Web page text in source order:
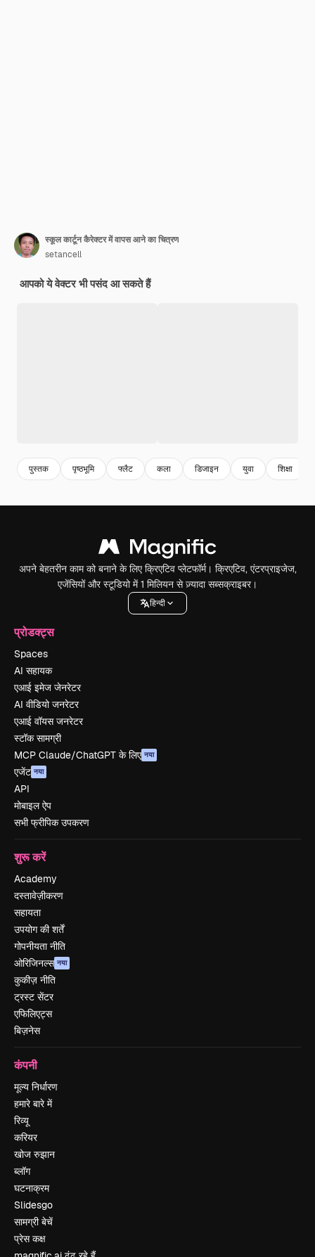
स्कूल कार्टून कैरेक्टर में वापस आने का चित्रण
setancell
आपको ये वेक्टर भी पसंद आ सकते हैं
पुस्तक पृष्ठभूमि फ्लैट कला डिजाइन युवा शिक्षा
अपने बेहतरीन काम को बनाने के लिए क्रिएटिव प्लेटफॉर्म। क्रिएटिव, एंटरप्राइजेज,
एजेंसियों और स्टूडियो में 1 मिलियन से ज़्यादा सब्सक्राइबर।
हिन्दी
प्रोडक्ट्स
Spaces
AI सहायक
एआई इमेज जेनरेटर
AI वीडियो जनरेटर
एआई वॉयस जनरेटर
स्टॉक सामग्री
MCP Claude/ChatGPT के लिए नया
एजेंट नया
API
मोबाइल ऐप
सभी फ्रीपिक उपकरण
शुरू करें
Academy
दस्तावेज़ीकरण
सहायता
उपयोग की शर्तें
गोपनीयता नीति
ओरिजिनल्स नया
कुकीज़ नीति
ट्रस्ट सेंटर
एफिलिएट्स
बिज़नेस
कंपनी
मूल्य निर्धारण
हमारे बारे में
रिव्यू
करियर
खोज रुझान
ब्लॉग
घटनाक्रम
Slidesgo
सामग्री बेचें
प्रेस कक्ष